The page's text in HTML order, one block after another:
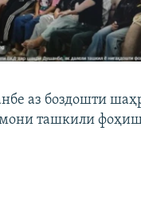
аз боздошти
ташкили